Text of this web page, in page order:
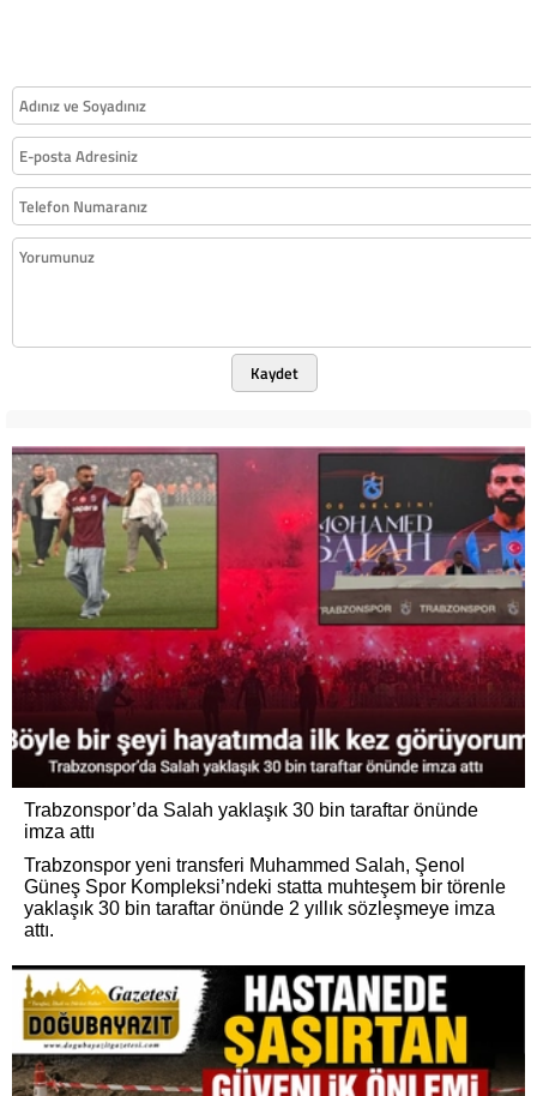
Kaydet
Trabzonspor’da Salah yaklaşık 30 bin taraftar önünde
imza attı
Trabzonspor yeni transferi Muhammed Salah, Şenol
Güneş Spor Kompleksi’ndeki statta muhteşem bir törenle
yaklaşık 30 bin taraftar önünde 2 yıllık sözleşmeye imza
attı.